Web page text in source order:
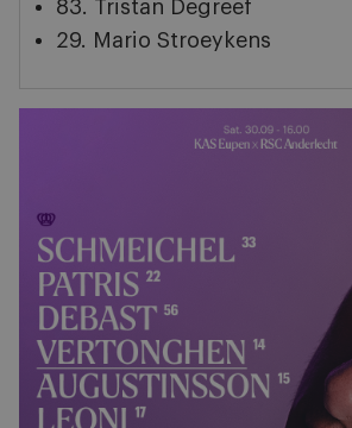
83. Tristan Degreef
29. Mario Stroeykens